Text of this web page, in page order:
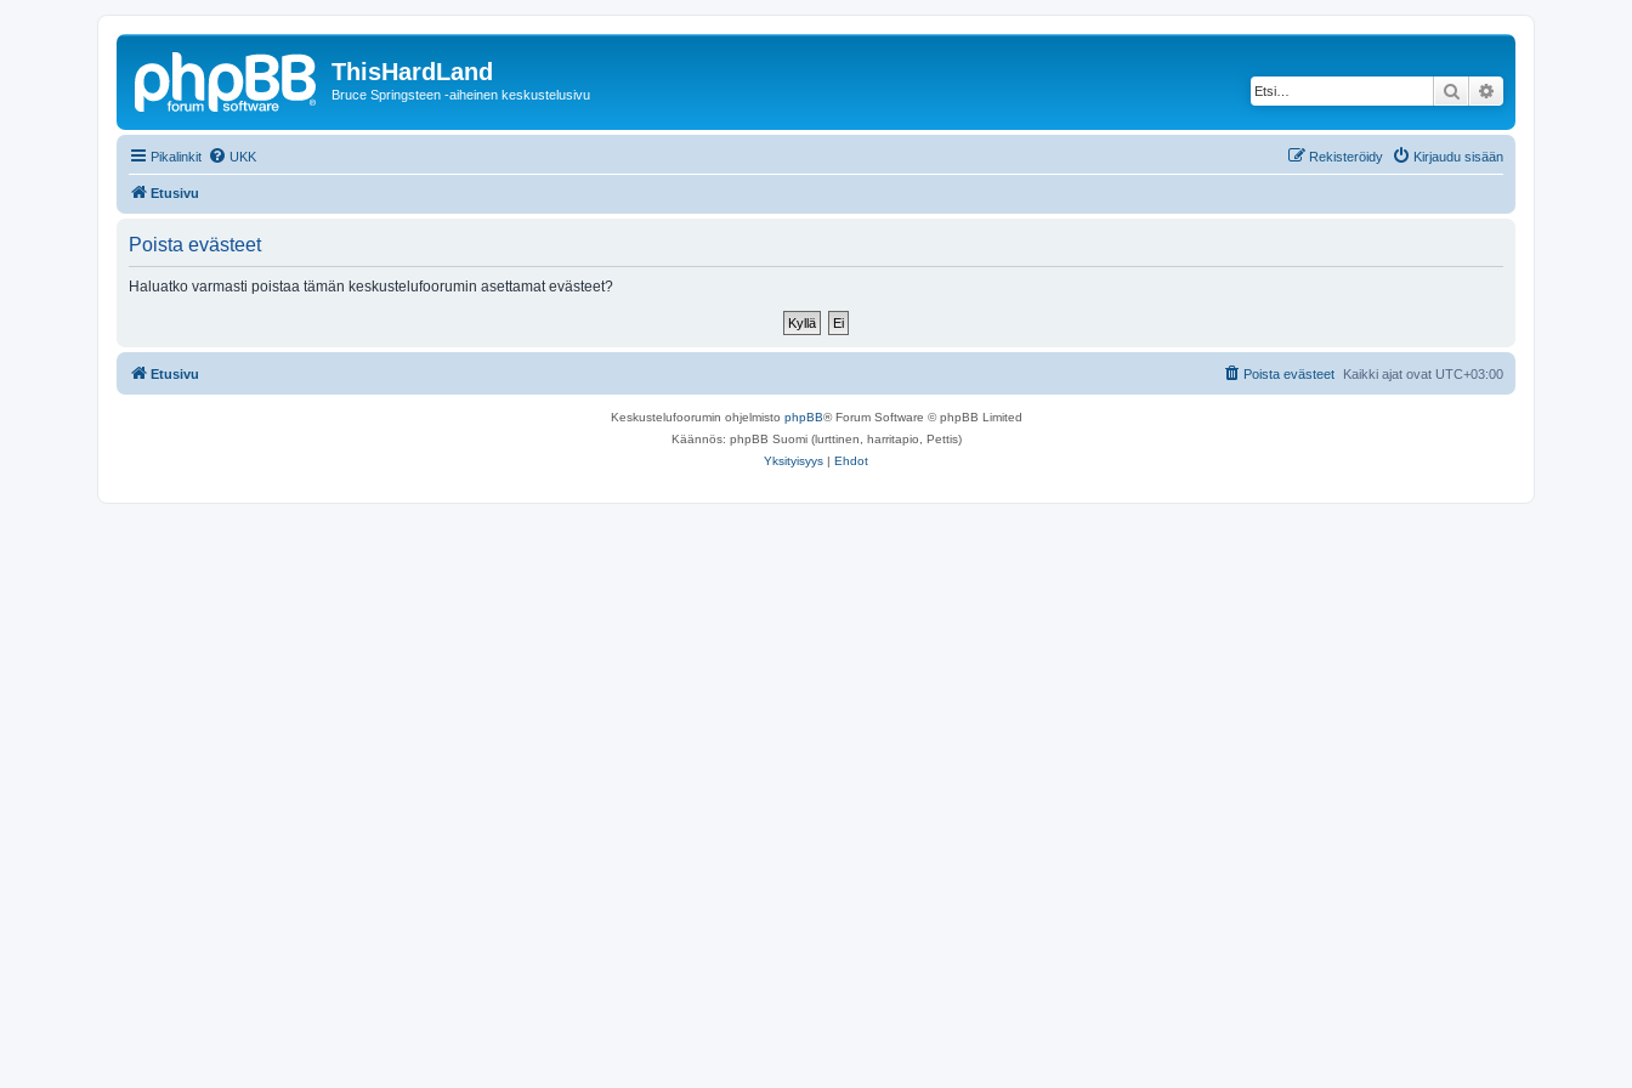
ThisHardLand
Bruce Springsteen -aiheinen keskustelusivu Etsi
Pikalinkit UKK Kirjaudu sisään
Rekisteröidy
Etusivu
Poista evästeet
Haluatko varmasti poistaa tämän keskustelufoorumin asettamat evästeet?
Etusivu Kaikki ajat ovat UTC+03:00
Poista evästeet
Keskustelufoorumin ohjelmisto phpBB® Forum Software © phpBB Limited
Käännös: phpBB Suomi (lurttinen, harritapio, Pettis)
Yksityisyys | Ehdot